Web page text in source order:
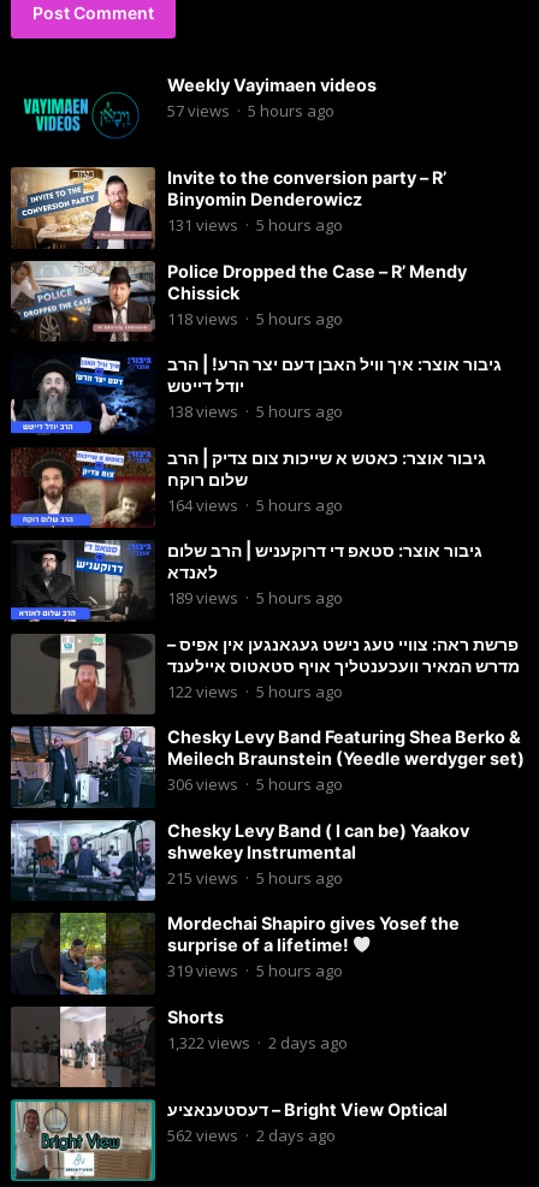
Weekly Vayimaen videos
57views · 5 hours ago
Invite to the conversion party – R’
Binyomin Denderowicz
131 views · 5 hours ago
Police Dropped the Case – R’ Mendy
Chissick
118views · 5 hours ago
גיבור אוצר: איך וויל האבן דעם יצר הרע! | הרב
יודל דייטש
138views · 5 hours ago
גיבור אוצר: כאטש א שייכות צום צדיק | הרב
שלום רוקח
164views · 5 hours ago
גיבור אוצר: סטאפ די דרוקעניש | הרב שלום
לאנדא
189views · 5 hours ago
פרשת ראה: צוויי טעג נישט געגאנגען אין אפיס –
מדרש המאיר וועכענטליך אויף סטאטוס איילענד
122views · 5 hours ago
Chesky Levy Band Featuring Shea Berko &
Meilech Braunstein (Yeedle werdyger set)
306views · 5 hours ago
Chesky Levy Band ( I can be) Yaakov
shwekey Instrumental
215 views · 5 hours ago
Mordechai Shapiro gives Yosef the
surprise of a lifetime!
319views · 5 hours ago
Shorts
1,322views · 2 days ago
דעסטענאציע – Bright View Optical
562views · 2 days ago